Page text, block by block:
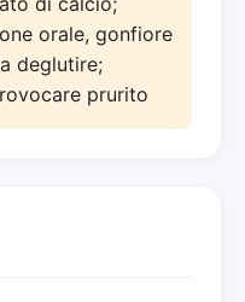
orale, gonfiore
deglutire;
prurito